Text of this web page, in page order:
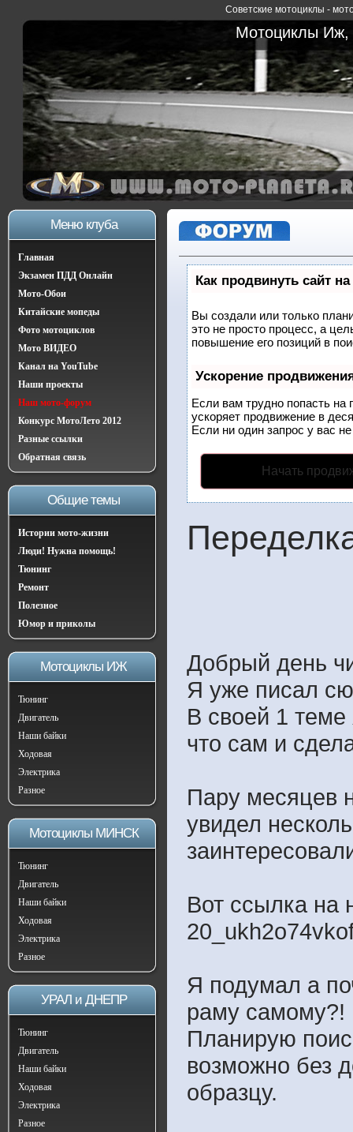
Советские мотоциклы -
Мотоциклы Иж,
Меню клуба
Главная
Экзамен ПДД Онлайн
Мото-Обои
Китайские мопеды
Фото мотоциклов
Мото ВИДЕО
Канал на YouTube
Наши проекты
Наш мото-форум
Конкурс МотоЛето 2012
Разные ссылки
Обратная связь
Общие темы
Истории мото-жизни
Люди! Нужна помощь!
Тюнинг
Ремонт
Полезное
Юмор и приколы
Мотоциклы ИЖ
Тюнинг
Двигатель
Наши байки
Ходовая
Электрика
Разное
Мотоциклы МИНСК
Тюнинг
Двигатель
Наши байки
Ходовая
Электрика
Разное
УРАЛ и ДНЕПР
Тюнинг
Двигатель
Наши байки
Ходовая
Электрика
Разное
Как продвинуть сайт
Вы создали или только
это не просто процесс, а
повышение его позиций в
Ускорение
Если вам трудно попасть на
ускоряет продвижение в
Если ни один запрос у вас
Начать
Добрый день
Я уже писал
В своей 1 теме
что сам и
Пару месяцев
увидел
Вот ссылка на
Я подумал а
раму самому?!
Планирую
возможно без
образцу.